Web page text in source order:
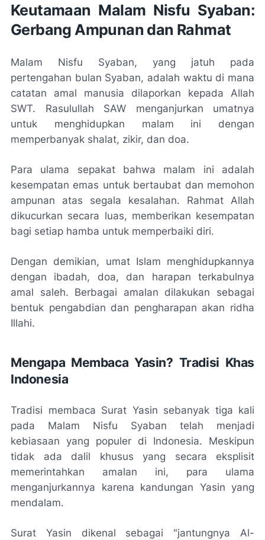
Keutamaan Malam Nisfu Syaban:
Gerbang Ampunan dan Rahmat
Malam Nisfu Syaban, yang jatuh pada
pertengahan bulan Syaban, adalah waktu di mana
catatan amal manusia dilaporkan kepada Allah
SWT. Rasulullah SAW menganjurkan umatnya
untuk menghidupkan malam ini dengan
memperbanyak shalat, zikir, dan doa.
Para ulama sepakat bahwa malam ini adalah
kesempatan emas untuk bertaubat dan memohon
ampunan atas segala kesalahan. Rahmat Allah
dikucurkan secara luas, memberikan kesempatan
bagi setiap hamba untuk memperbaiki diri.
Dengan demikian, umat Islam menghidupkannya
dengan ibadah, doa, dan harapan terkabulnya
amal saleh. Berbagai amalan dilakukan sebagai
bentuk pengabdian dan pengharapan akan ridha
Illahi.
Mengapa Membaca Yasin? Tradisi Khas
Indonesia
Tradisi membaca Surat Yasin sebanyak tiga kali
pada Malam Nisfu Syaban telah menjadi
kebiasaan yang populer di Indonesia. Meskipun
tidak ada dalil khusus yang secara eksplisit
memerintahkan amalan ini, para ulama
menganjurkannya karena kandungan Yasin yang
mendalam.
Surat Yasin dikenal sebagai "jantungnya Al-